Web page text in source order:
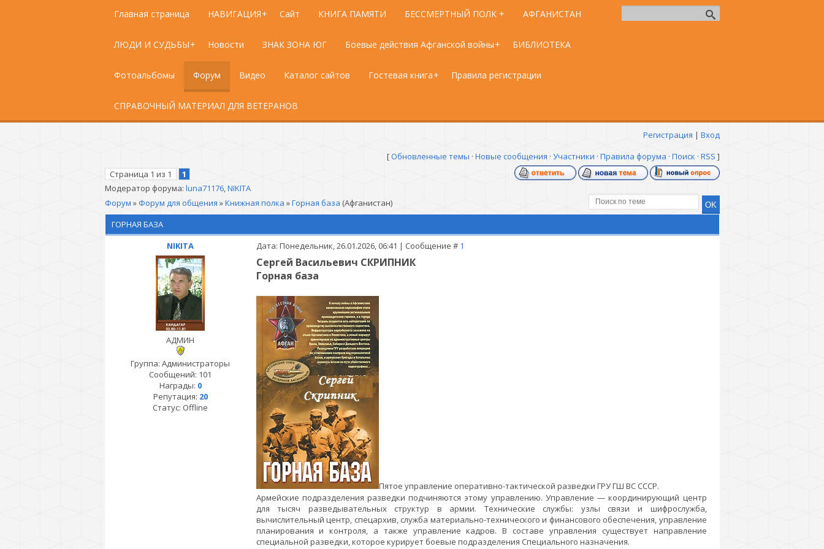
Главная страница НАВИГАЦИЯ Сайт КНИГА ПАМЯТИ БЕССМЕРТНЫЙ ПОЛК + АФГАНИСТАН
ЛЮДИ И СУДЬБЫ Новости ЗНАК ЗОНА ЮГ Боевые действия Афганской войны БИБЛИОТЕКА
Фотоальбомы Форум Видео Каталог сайтов Гостевая книга Правила регистрации
СПРАВОЧНЫЙ МАТЕРИАЛ ДЛЯ ВЕТЕРАНОВ
Регистрация | Вход
[Обновленные темы · Новые сообщения · Участники · Правила форума · Поиск · RSS ]
Страница 1 из 1
1
Модератор форума: luna71176,NIKITA
Форум » Форум для общения »Книжная полка »Горная база (Афганистан)
ГОРНАЯ БАЗА
NIKITA
Дата: Понедельник, 26.01.2026, 06:41 | Сообщение # 1
АДМИН
Группа: Администраторы
Сообщений: 101
Награды: 0
Репутация: 20
Статус: Offline
Сергей Васильевич СКРИПНИК
Горная база
Пятое управление оперативно-тактической разведки ГРУ ГШ ВС СССР.
Армейские подразделения разведки подчиняются этому управлению. Управление — координирующий центр
для тысяч разведывательных структур в армии. Технические службы: узлы связи и шифрослужба,
вычислительный центр, спецархив, служба материально-технического и финансового обеспечения, управление
планирования и контроля, а также управление кадров. В составе управления существует направление
специальной разведки, которое курирует боевые подразделения Специального назначения.